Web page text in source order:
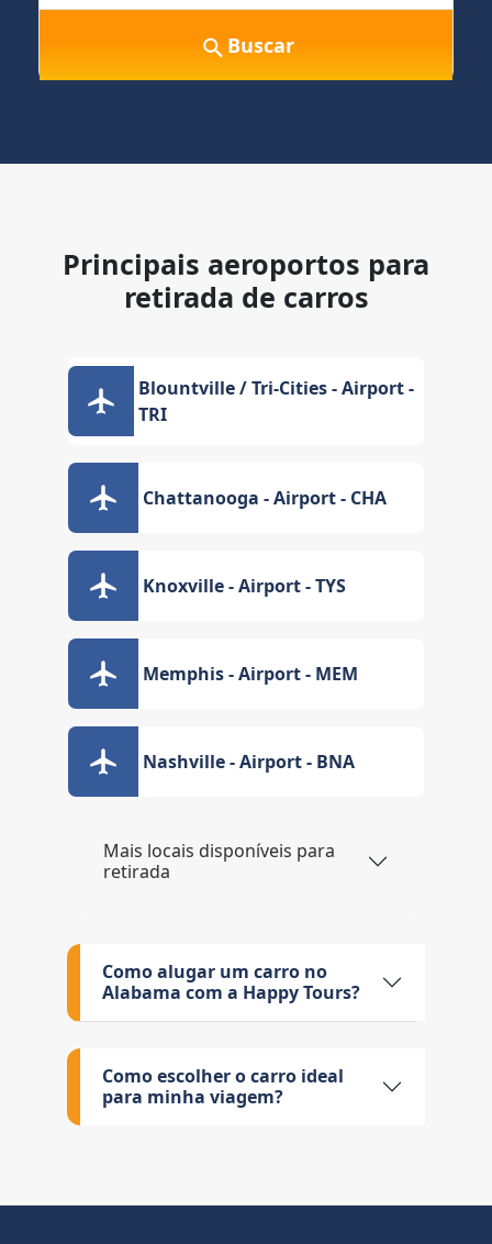
Buscar
Principais aeroportos para
retirada de carros
Blountville / Tri-Cities - Airport -
TRI
Chattanooga - Airport - CHA
Knoxville - Airport - TYS
Memphis - Airport - MEM
Nashville - Airport - BNA
Mais locais disponíveis para
retirada
Como alugar um carro no
Alabama com a Happy Tours?
Como escolher o carro ideal
para minha viagem?